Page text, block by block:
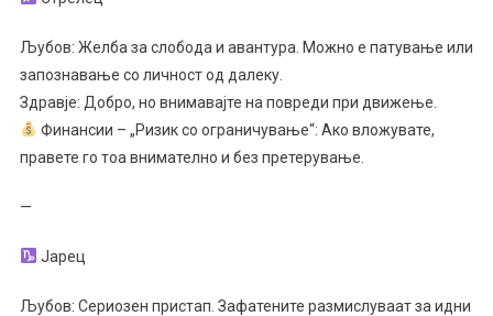
Љубов: Желба за слобода и авантура. Можно е патување или
запознавање со личност од далеку.
Здравје: Добро, но внимавајте на повреди при движење.
Финансии – „Ризик со ограничување“: Ако вложувате,
правете го тоа внимателно и без претерување.
—
Јарец
Љубов: Сериозен пристап. Зафатените размислуваат за идни